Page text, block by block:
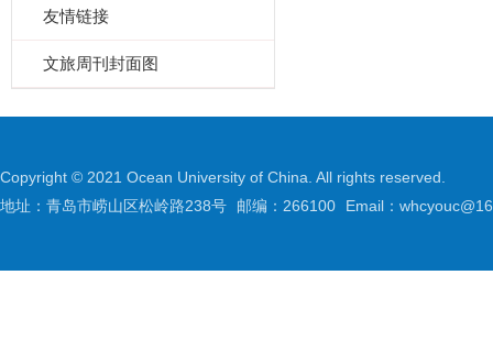
友情链接
文旅周刊封面图
Copyright © 2021 Ocean University of China. All rights reserved.
地址：青岛市崂山区松岭路238号
邮编：266100 Email：